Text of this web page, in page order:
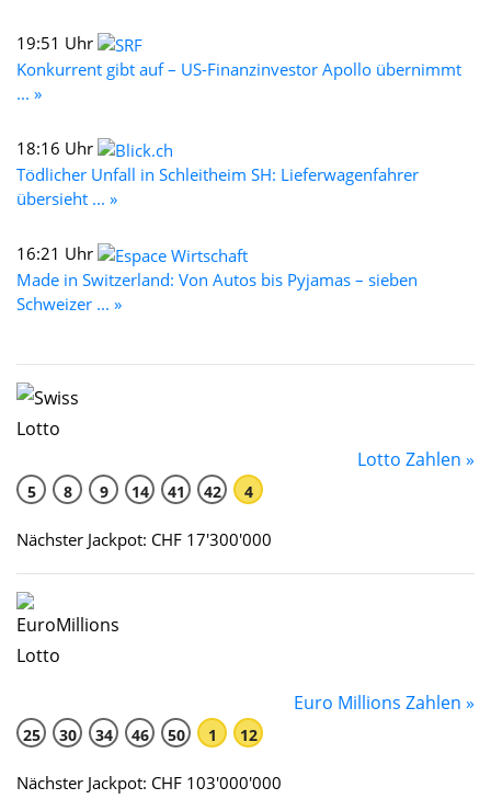
19:51 Uhr
Konkurrent gibt auf – US-Finanzinvestor Apollo übernimmt
... »
18:16 Uhr
Tödlicher Unfall in Schleitheim SH: Lieferwagenfahrer
übersieht ... »
16:21 Uhr
Made in Switzerland: Von Autos bis Pyjamas – sieben
Schweizer ... »
Lotto Zahlen »
5 8 9 14 41 42 4
Nächster Jackpot: CHF 17'300'000
Euro Millions Zahlen »
25 30 34 46 50 1 12
Nächster Jackpot: CHF 103'000'000